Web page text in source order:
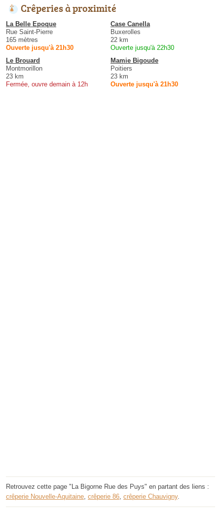
Crêperies à proximité
La Belle Epoque
Rue Saint-Pierre
165 mètres
Ouverte jusqu'à 21h30
Case Canella
Buxerolles
22 km
Ouverte jusqu'à 22h30
Le Brouard
Montmorillon
23 km
Fermée, ouvre demain à 12h
Mamie Bigoude
Poitiers
23 km
Ouverte jusqu'à 21h30
Retrouvez cette page "La Bigorne Rue des Puys" en partant des liens :
crêperie Nouvelle-Aquitaine crêperie 86 crêperie Chauvigny.